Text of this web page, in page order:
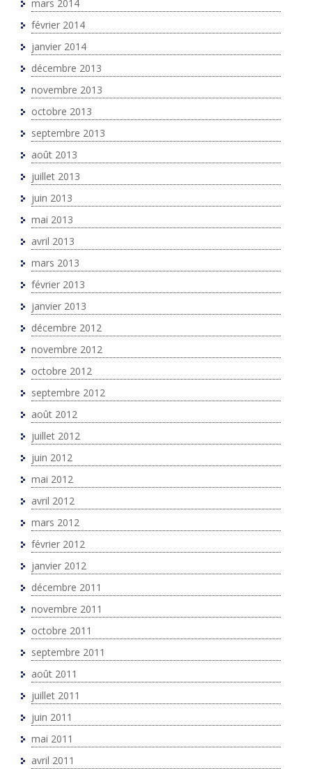
mars 2014
février 2014
janvier 2014
décembre 2013
novembre 2013
octobre 2013
septembre 2013
août 2013
juillet 2013
juin 2013
mai 2013
avril 2013
mars 2013
février 2013
janvier 2013
décembre 2012
novembre 2012
octobre 2012
septembre 2012
août 2012
juillet 2012
juin 2012
mai 2012
avril 2012
mars 2012
février 2012
janvier 2012
décembre 2011
novembre 2011
octobre 2011
septembre 2011
août 2011
juillet 2011
juin 2011
mai 2011
avril 2011